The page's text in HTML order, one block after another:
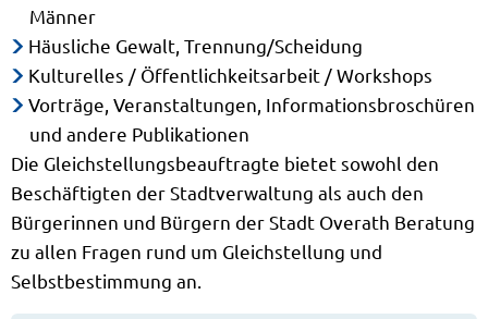
Männer
Häusliche Gewalt, Trennung/Scheidung
Kulturelles / Öffentlichkeitsarbeit / Workshops
Vorträge, Veranstaltungen, Informationsbroschüren
und andere Publikationen
Die Gleichstellungsbeauftragte bietet sowohl den
Beschäftigten der Stadtverwaltung als auch den
Bürgerinnen und Bürgern der Stadt Overath Beratung
zu allen Fragen rund um Gleichstellung und
Selbstbestimmung an.